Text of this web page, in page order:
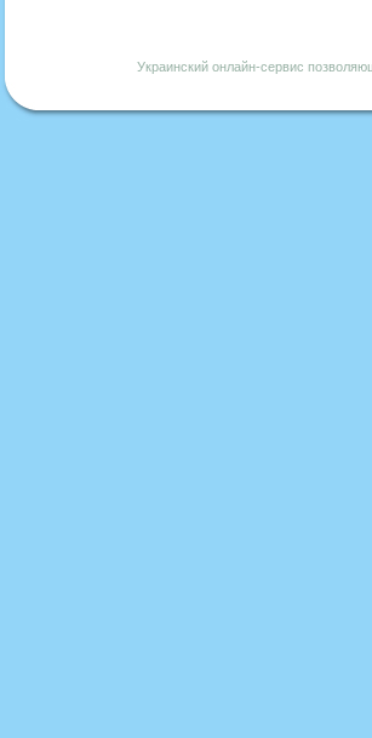
Украинский онлайн-сервис